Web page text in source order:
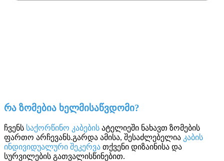
რა ზომებია ხელმისაწვდომი?
ჩვენს საქორწინო კაბების ატელიეში ნახავთ ზომების
ფართო არჩევანს.გარდა ამისა, შესაძლებელია კაბის
ინდივიდუალური შეკერვა თქვენი დიზაინისა და
სურვილების გათვალისწინებით.